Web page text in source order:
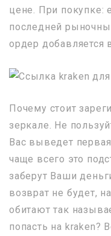
цене. При покупке:
последней
ордер добавляется
Почему стоит
зеркале. Не
Вас выведет
чаще всего это
заберут Ваши
возврат не будет,
обитают так
попасть на kraken?